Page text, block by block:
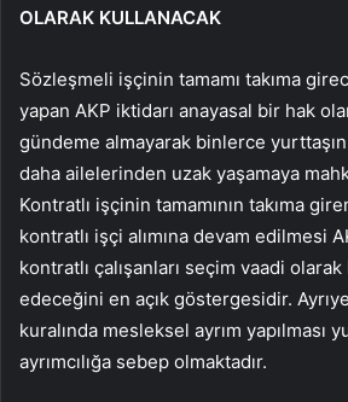
OLARAK KULLANACAK
Sözleşmeli işçinin tamamı takıma
yapan AKP iktidarı anayasal bir hak
gündeme almayarak binlerce yurttaşın
daha ailelerinden uzak yaşamaya
Kontratlı işçinin tamamının takıma
kontratlı işçi alımına devam edilmesi
kontratlı çalışanları seçim vaadi
edeceğini en açık göstergesidir.
kuralında mesleksel ayrım yapılması
ayrımcılığa sebep olmaktadır.